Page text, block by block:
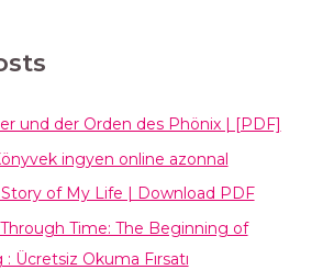
und der Orden des Phönix | [PDF]
ingyen online azonnal
of My Life | Download PDF
Time: The Beginning of
Ücretsiz Okuma Fırsatı